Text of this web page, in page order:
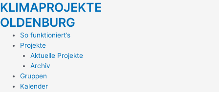
Zum
springen
KLIMAPROJEKTE
OLDENBURG
Main
Menu
So funktioniert’s
Projekte
Aktuelle Projekte
Archiv
Gruppen
Kalender